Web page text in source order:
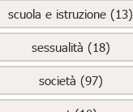
scuola e istruzione (13)
sessualità (18)
società (97)